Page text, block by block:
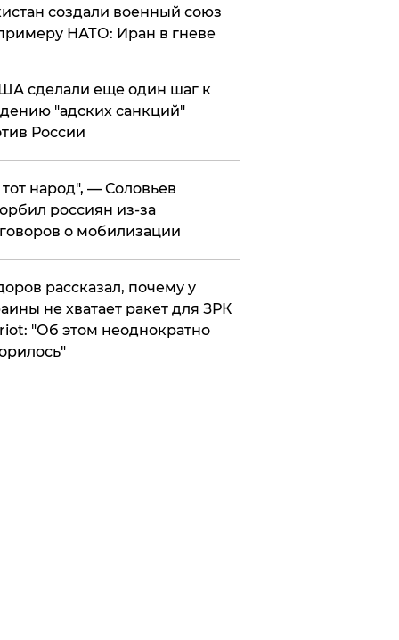
создали военный союз
НАТО: Иран в гневе
сделали еще один шаг к
"адских санкций"
России
народ", — Соловьев
россиян из-за
о мобилизации
рассказал, почему у
не хватает ракет для ЗРК
"Об этом неоднократно